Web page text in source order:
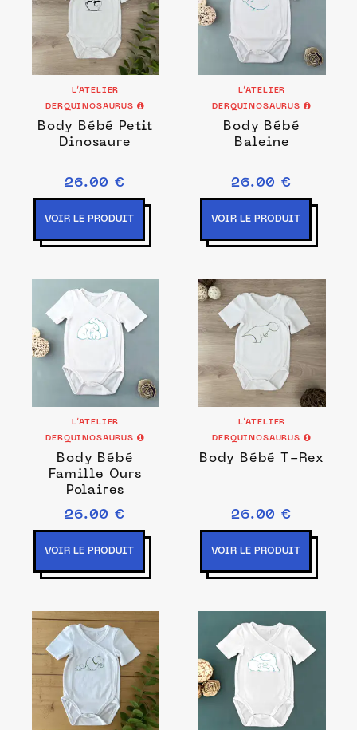
L’ATELIER
DERQUINOSAURUS
Body Bébé Petit
Dinosaure
26.00 €
VOIR LE PRODUIT
L’ATELIER
DERQUINOSAURUS
Body Bébé
Baleine
26.00 €
VOIR LE PRODUIT
L’ATELIER
DERQUINOSAURUS
Body Bébé
Famille Ours
Polaires
26.00 €
VOIR LE PRODUIT
L’ATELIER
DERQUINOSAURUS
Body Bébé T-Rex
26.00 €
VOIR LE PRODUIT